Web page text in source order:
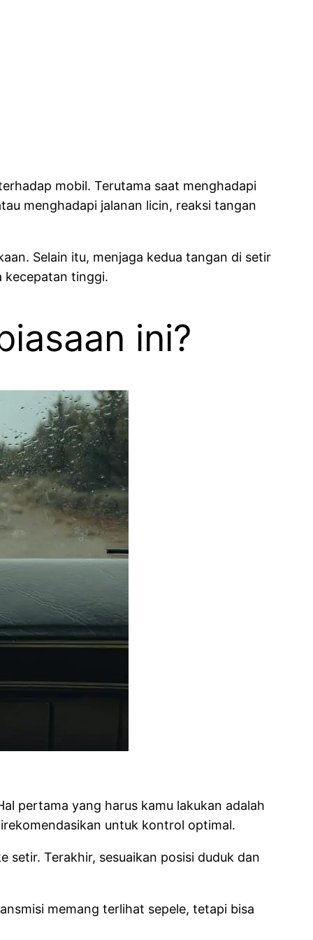
mobil. Terutama saat menghadapi
menghadapi jalanan licin, reaksi tangan
Selain itu, menjaga kedua tangan di setir
kecepatan tinggi.
ini?
pertama yang harus kamu lakukan adalah
untuk kontrol optimal.
setir. Terakhir, sesuaikan posisi duduk dan
memang terlihat sepele, tetapi bisa